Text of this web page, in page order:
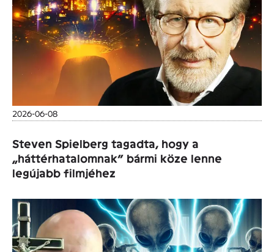
2026-06-08
Steven Spielberg tagadta, hogy a
„háttérhatalomnak” bármi köze lenne
legújabb filmjéhez